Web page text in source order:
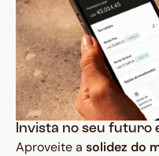
Invista no seu futuro
Aproveite a solidez do